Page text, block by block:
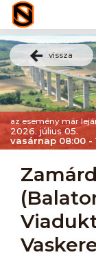
vissza
az esemény már
2026. július 05.
vasárnap 08:00 -